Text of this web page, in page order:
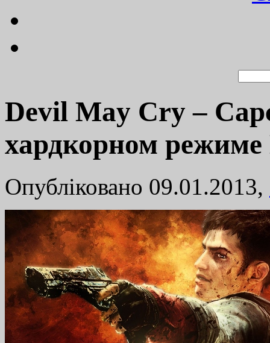
Devil May Cry –
хардкорном режиме
Опубліковано 09.01.2013,